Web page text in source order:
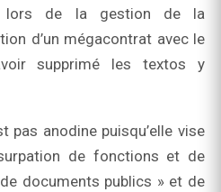
lors de la gestion de la
d’un mégacontrat avec le
supprimé les textos y
pas anodine puisqu’elle vise
de fonctions et de
documents publics » et de